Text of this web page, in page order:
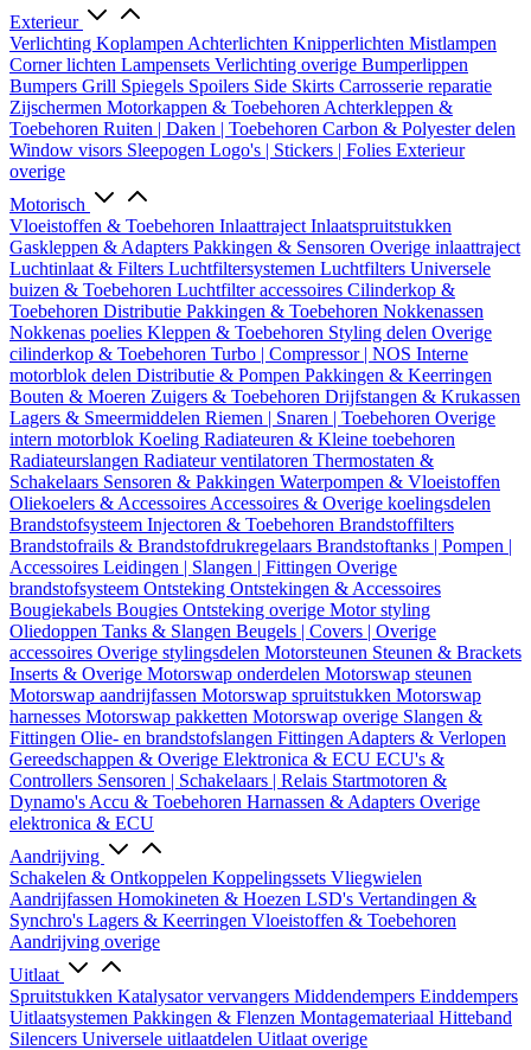
Exterieur
Verlichting Koplampen Achterlichten Knipperlichten Mistlampen
Corner lichten Lampensets Verlichting overige Bumperlippen
Bumpers Grill Spiegels Spoilers Side Skirts Carrosserie reparatie
Zijschermen Motorkappen & Toebehoren Achterkleppen &
Toebehoren Ruiten | Daken | Toebehoren Carbon & Polyester delen
Window visors Sleepogen Logo's | Stickers | Folies Exterieur
overige
Motorisch
Vloeistoffen & Toebehoren Inlaattraject Inlaatspruitstukken
Gaskleppen & Adapters Pakkingen & Sensoren Overige inlaattraject
Luchtinlaat & Filters Luchtfiltersystemen Luchtfilters Universele
buizen & Toebehoren Luchtfilter accessoires Cilinderkop &
Toebehoren Distributie Pakkingen & Toebehoren Nokkenassen
Nokkenas poelies Kleppen & Toebehoren Styling delen Overige
cilinderkop & Toebehoren Turbo | Compressor | NOS Interne
motorblok delen Distributie & Pompen Pakkingen & Keerringen
Bouten & Moeren Zuigers & Toebehoren Drijfstangen & Krukassen
Lagers & Smeermiddelen Riemen | Snaren | Toebehoren Overige
intern motorblok Koeling Radiateuren & Kleine toebehoren
Radiateurslangen Radiateur ventilatoren Thermostaten &
Schakelaars Sensoren & Pakkingen Waterpompen & Vloeistoffen
Oliekoelers & Accessoires Accessoires & Overige koelingsdelen
Brandstofsysteem Injectoren & Toebehoren Brandstoffilters
Brandstofrails & Brandstofdrukregelaars Brandstoftanks | Pompen |
Accessoires Leidingen | Slangen | Fittingen Overige
brandstofsysteem Ontsteking Ontstekingen & Accessoires
Bougiekabels Bougies Ontsteking overige Motor styling
Oliedoppen Tanks & Slangen Beugels | Covers | Overige
accessoires Overige stylingsdelen Motorsteunen Steunen & Brackets
Inserts & Overige Motorswap onderdelen Motorswap steunen
Motorswap aandrijfassen Motorswap spruitstukken Motorswap
harnesses Motorswap pakketten Motorswap overige Slangen &
Fittingen Olie- en brandstofslangen Fittingen Adapters & Verlopen
Gereedschappen & Overige Elektronica & ECU ECU's &
Controllers Sensoren | Schakelaars | Relais Startmotoren &
Dynamo's Accu & Toebehoren Harnassen & Adapters Overige
elektronica & ECU
Aandrijving
Schakelen & Ontkoppelen Koppelingssets Vliegwielen
Aandrijfassen Homokineten & Hoezen LSD's Vertandingen &
Synchro's Lagers & Keerringen Vloeistoffen & Toebehoren
Aandrijving overige
Uitlaat
Spruitstukken Katalysator vervangers Middendempers Einddempers
Uitlaatsystemen Pakkingen & Flenzen Montagemateriaal Hitteband
Silencers Universele uitlaatdelen Uitlaat overige